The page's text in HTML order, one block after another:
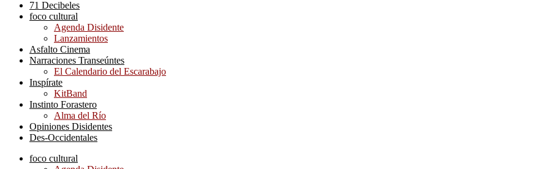
71 Decibeles
foco cultural
Agenda Disidente
Lanzamientos
Asfalto Cinema
Narraciones Transeúntes
El Calendario del Escarabajo
Inspírate
KitBand
Instinto Forastero
Alma del Río
Opiniones Disidentes
Des-Occidentales
foco cultural